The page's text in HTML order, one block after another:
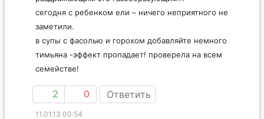
сегодня с ребенком ели – ничего неприятного не
заметили.
в супы с фасолью и горохом добавляйте немного
тимьяна -эффект пропадает! проверела на всем
семействе!
2 0 Ответить
11.01.13 00:54